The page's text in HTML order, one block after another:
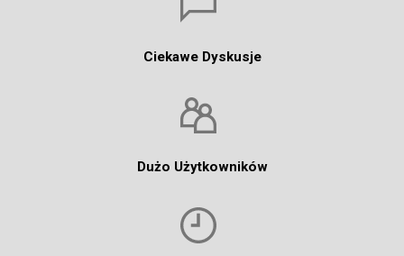
Ciekawe Dyskusje
Dużo Użytkowników